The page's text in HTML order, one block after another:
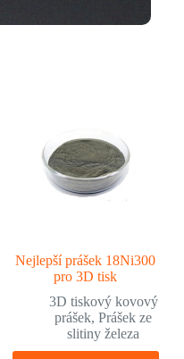
Nejlepší prášek 18Ni300
pro 3D tisk
3D tiskový kovový
prášek,Prášek ze
slitiny železa